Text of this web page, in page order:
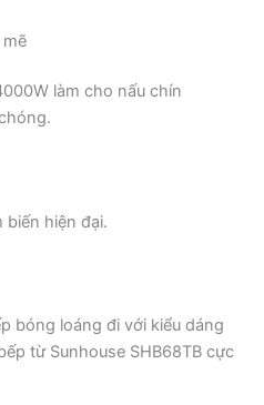
làm cho nấu chín
biến hiện đại.
bóng loáng đi với kiểu dáng
từ Sunhouse SHB68TB cực